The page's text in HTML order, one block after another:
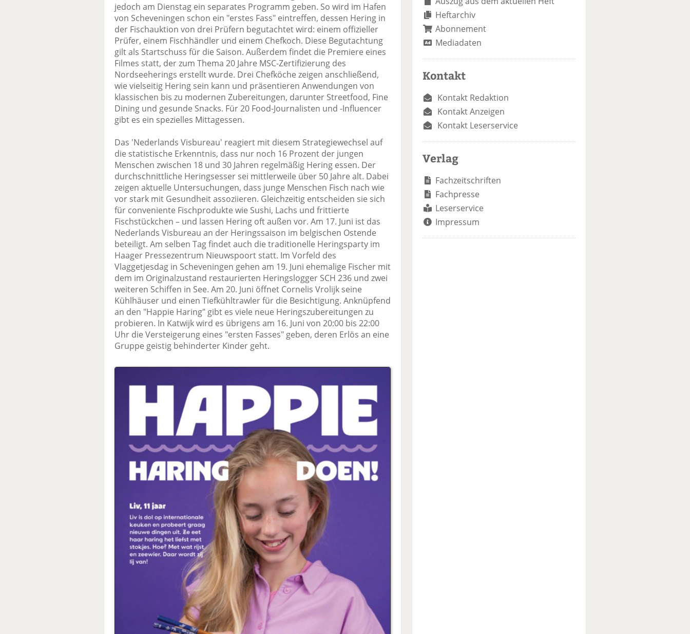
jedoch am Dienstag ein separates Programm geben. So wird im Hafen
von Scheveningen schon ein "erstes Fass" eintreffen, dessen Hering in
der Fischauktion von drei Prüfern begutachtet wird: einem offizieller
Prüfer, einem Fischhändler und einem Chefkoch. Diese Begutachtung
gilt als Startschuss für die Saison. Außerdem findet die Premiere eines
Filmes statt, der zum Thema 20 Jahre MSC-Zertifizierung des
Nordseeherings erstellt wurde. Drei Chefköche zeigen anschließend,
wie vielseitig Hering sein kann und präsentieren Anwendungen von
klassischen bis zu modernen Zubereitungen, darunter Streetfood, Fine
Dining und gesunde Snacks. Für 20 Food-Journalisten und -Influencer
gibt es ein spezielles Mittagessen.
Das 'Nederlands Visbureau' reagiert mit diesem Strategiewechsel auf
die statistische Erkenntnis, dass nur noch 16 Prozent der jungen
Menschen zwischen 18 und 30 Jahren regelmäßig Hering essen. Der
durchschnittliche Heringsesser sei mittlerweile über 50 Jahre alt. Dabei
zeigen aktuelle Untersuchungen, dass junge Menschen Fisch nach wie
vor stark mit Gesundheit assoziieren. Gleichzeitig entscheiden sie sich
für conveniente Fischprodukte wie Sushi, Lachs und frittierte
Fischstückchen – und lassen Hering oft außen vor. Am 17. Juni ist das
Nederlands Visbureau an der Heringssaison im belgischen Ostende
beteiligt. Am selben Tag findet auch die traditionelle Heringsparty im
Haager Pressezentrum Nieuwspoort statt. Im Vorfeld des
Vlaggetjesdag in Scheveningen gehen am 19. Juni ehemalige Fischer mit
dem im Originalzustand restaurierten Heringslogger SCH 236 und zwei
weiteren Schiffen in See. Am 20. Juni öffnet Cornelis Vrolijk seine
Kühlhäuser und einen Tiefkühltrawler für die Besichtigung. Anknüpfend
an den "Happie Haring" gibt es viele neue Heringszubereitungen zu
probieren. In Katwijk wird es übrigens am 16. Juni von 20:00 bis 22:00
Uhr die Versteigerung eines "ersten Fasses" geben, deren Erlös an eine
Gruppe geistig behinderter Kinder geht.
Heftarchiv
Abonnement
Mediadaten
Kontakt
Kontakt Redaktion
Kontakt Anzeigen
Kontakt Leserservice
Verlag
Fachzeitschriften
Fachpresse
Leserservice
Impressum